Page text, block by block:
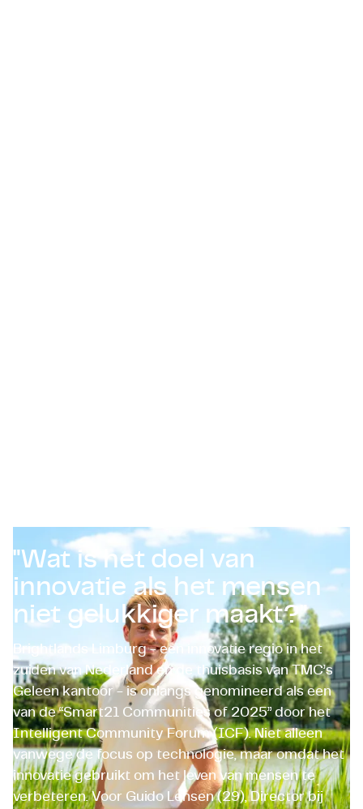
"Wat is het doel van
innovatie als het mensen
niet gelukkiger maakt?"
Brightlands Limburg - een innovatie regio in het
zuiden van Nederland en de thuisbasis van TMC’s
Geleen kantoor - is onlangs genomineerd als een
van de “Smart21 Communities of 2025” door het
Intelligent Community Forum (ICF). Niet alleen
vanwege de focus op technologie, maar omdat het
innovatie gebruikt om het leven van mensen te
verbeteren. Voor Guido Lensen (29), Director bij